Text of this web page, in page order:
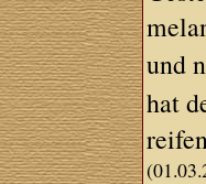
und
hat